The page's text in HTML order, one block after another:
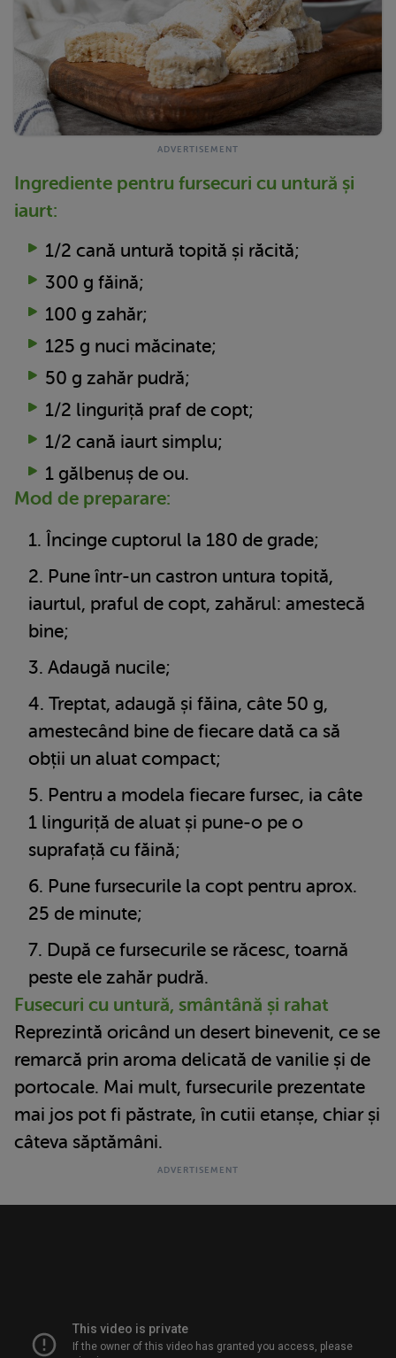
Ingrediente pentru fursecuri cu untură și
iaurt:
1/2 cană untură topită și răcită;
300 g făină;
100 g zahăr;
125 g nuci măcinate;
50 g zahăr pudră;
1/2 linguriță praf de copt;
1/2 cană iaurt simplu;
1 gălbenuș de ou.
Mod de preparare:
Încinge cuptorul la 180 de grade;
Pune într-un castron untura topită,
iaurtul, praful de copt, zahărul: amestecă
bine;
Adaugă nucile;
Treptat, adaugă și făina, câte 50 g,
amestecând bine de fiecare dată ca să
obții un aluat compact;
Pentru a modela fiecare fursec, ia câte
1 linguriță de aluat și pune-o pe o
suprafață cu făină;
Pune fursecurile la copt pentru aprox.
25 de minute;
După ce fursecurile se răcesc, toarnă
peste ele zahăr pudră.
Fusecuri cu untură, smântână și rahat
Reprezintă oricând un desert binevenit, ce se
remarcă prin aroma delicată de vanilie și de
portocale. Mai mult, fursecurile prezentate
mai jos pot fi păstrate, în cutii etanșe, chiar și
câteva săptămâni.